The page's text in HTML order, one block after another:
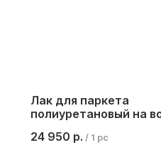
Лак для паркета
полиуретановый на
CeramicStar,
24 950 р. / 1 pc